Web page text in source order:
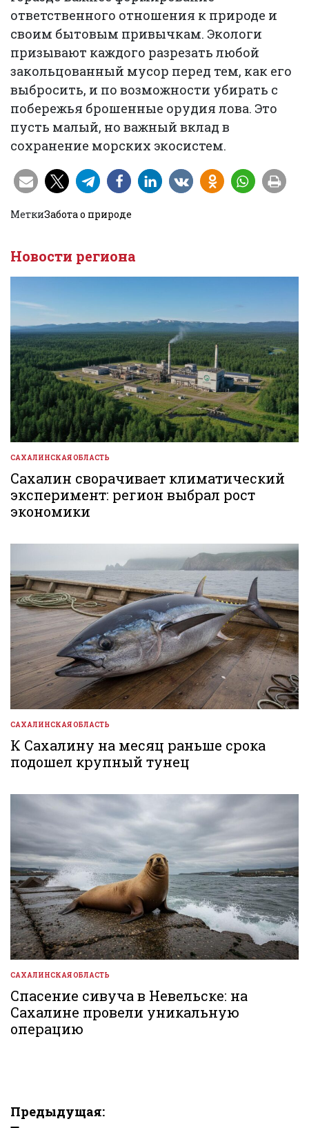
ответственного отношения к природе и
своим бытовым привычкам. Экологи
призывают каждого разрезать любой
закольцованный мусор перед тем, как его
выбросить, и по возможности убирать с
побережья брошенные орудия лова. Это
пусть малый, но важный вклад в
сохранение морских экосистем.
МеткиЗабота о природе
Новости региона
ОПУБЛИКОВАНО
В
САХАЛИНСКАЯ ОБЛАСТЬ
Сахалин сворачивает климатический
эксперимент: регион выбрал рост
экономики
ОПУБЛИКОВАНО
В
САХАЛИНСКАЯ ОБЛАСТЬ
К Сахалину на месяц раньше срока
подошел крупный тунец
ОПУБЛИКОВАНО
В
САХАЛИНСКАЯ ОБЛАСТЬ
Спасение сивуча в Невельске: на
Сахалине провели уникальную
операцию
Навигация
Предыдущая: